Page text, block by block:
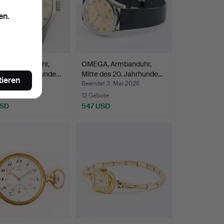
Armbanduhr,
20. Jahrhunde…
4. Mai 2026
OMEGA, Armbanduhr,
Mitte des 20. Jahrhunde…
Beendet 3. Mai 2026
12 Gebote
547 USD